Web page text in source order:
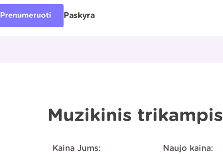
Prenumeruoti Paskyra
Muzikinis trikampis
Kaina Jums: Naujo kaina: